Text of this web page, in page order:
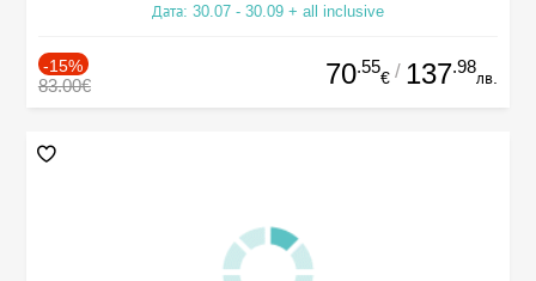
Дата: 30.07 - 30.09 + all inclusive
-15%
83.00€ 70.55
€ / 137.98
лв.